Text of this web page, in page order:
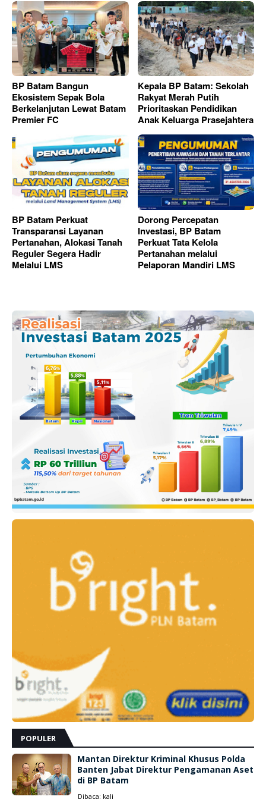
BP Batam Bangun
Ekosistem Sepak Bola
Berkelanjutan Lewat Batam
Premier FC
Kepala BP Batam: Sekolah
Rakyat Merah Putih
Prioritaskan Pendidikan
Anak Keluarga Prasejahtera
BP Batam Perkuat
Transparansi Layanan
Pertanahan, Alokasi Tanah
Reguler Segera Hadir
Melalui LMS
Dorong Percepatan
Investasi, BP Batam
Perkuat Tata Kelola
Pertanahan melalui
Pelaporan Mandiri LMS
POPULER
Mantan Direktur Kriminal Khusus Polda
Banten Jabat Direktur Pengamanan Aset
di BP Batam
Dibaca: kali